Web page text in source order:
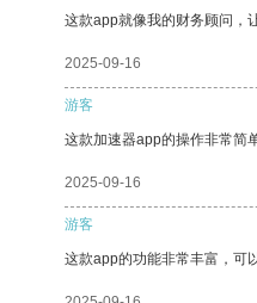
这款app就像我的财务顾问，
2025-09-16
游客
这款加速器app的操作非常简
2025-09-16
游客
这款app的功能非常丰富，可